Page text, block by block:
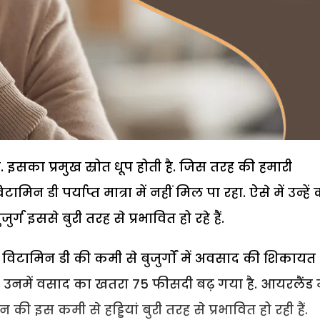
प्रमुख स्रोत धूप होती है. जिस तरह की हमारी
डी पर्याप्त मात्रा में नहीं मिल पा रहा. ऐसे में उन्हें
इससे बुरी तरह से प्रभावित हो रहे हैं.
डी की कमी से बुजुर्गों में अवसाद की शिकायत
उनमें वसाद का खतरा 75 फीसदी बढ़ गया है. आयरलैंड
इस कमी से हड्डियां बुरी तरह से प्रभावित हो रही हैं.